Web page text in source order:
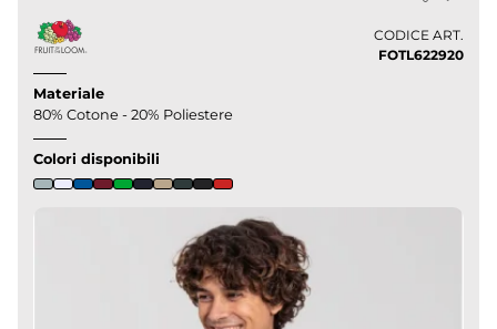
CODICE ART.
FOTL622920
Materiale
80% Cotone - 20% Poliestere
Colori disponibili